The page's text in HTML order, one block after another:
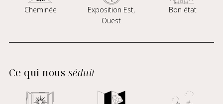
Cheminée
Exposition Est,
Ouest
Bon état
Ce qui nous séduit